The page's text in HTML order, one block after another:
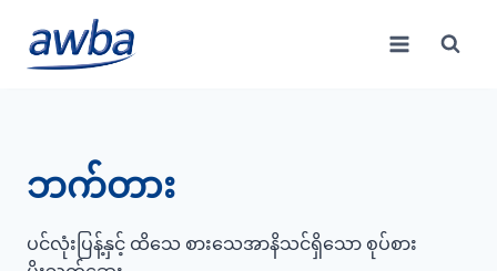
content
ဘက်တား
ပင်လုံးပြန့်နှင့် ထိသေ စားသေအာနိသင်ရှိသော စုပ်စား